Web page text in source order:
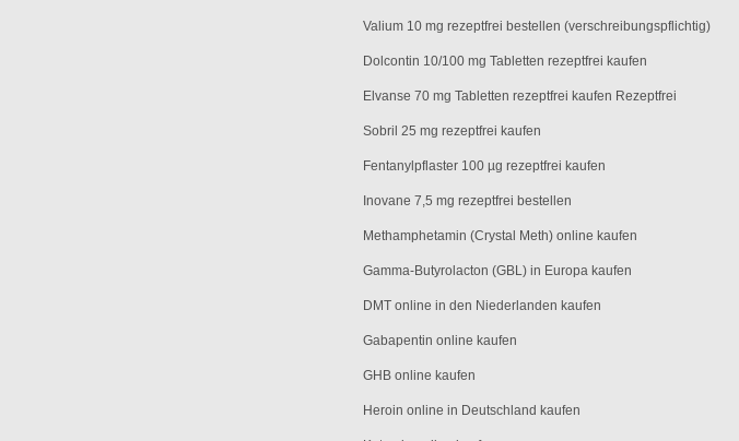
Valium 10 mg rezeptfrei bestellen (verschreibungspflichtig)
Dolcontin 10/100 mg Tabletten rezeptfrei kaufen
Elvanse 70 mg Tabletten rezeptfrei kaufen Rezeptfrei
Sobril 25 mg rezeptfrei kaufen
Fentanylpflaster 100 µg rezeptfrei kaufen
Inovane 7,5 mg rezeptfrei bestellen
Methamphetamin (Crystal Meth) online kaufen
Gamma-Butyrolacton (GBL) in Europa kaufen
DMT online in den Niederlanden kaufen
Gabapentin online kaufen
GHB online kaufen
Heroin online in Deutschland kaufen